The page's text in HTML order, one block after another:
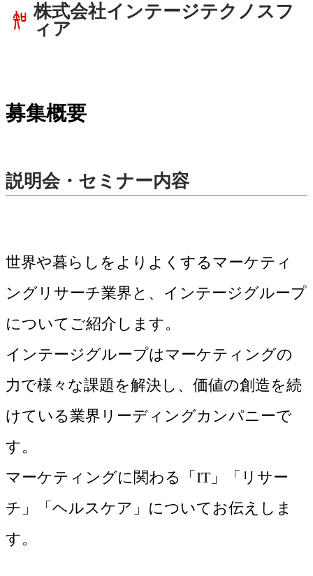
株式会社インテージテクノスフ
ィア
募集概要
説明会・セミナー内容
世界や暮らしをよりよくするマーケティ
ングリサーチ業界と、インテージグループ
についてご紹介します。
インテージグループはマーケティングの
力で様々な課題を解決し、価値の創造を続
けている業界リーディングカンパニーで
す。
マーケティングに関わる「IT」「リサー
チ」「ヘルスケア」についてお伝えしま
す。